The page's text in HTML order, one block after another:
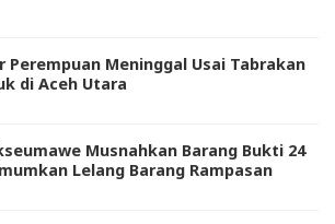
Perempuan Meninggal Usai Tabrakan
di Aceh Utara
Musnahkan Barang Bukti 24
Lelang Barang Rampasan